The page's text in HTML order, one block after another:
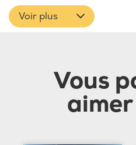
Voir plus
Vous